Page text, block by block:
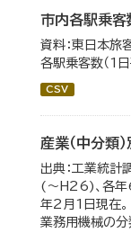
市内各駅乗客
資料：東日本旅
各駅乗客数（1日
CSV
産業（中分類
出典：工業統計
(～H26)、各年
年2月1日現在。
業務用機械の分